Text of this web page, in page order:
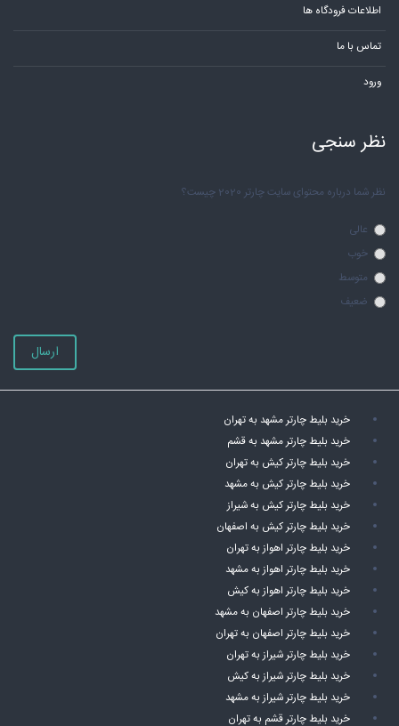
اطلاعات فرودگاه ها
تماس با ما
ورود
نظر سنجی
نظر شما درباره محتوای سایت چارتر 2020 چیست؟
عالی
خوب
متوسط
ضعیف
ارسال
خرید بلیط چارتر مشهد به تهران
خرید بلیط چارتر مشهد به قشم
خرید بلیط چارتر کیش به تهران
خرید بلیط چارتر کیش به مشهد
خرید بلیط چارتر کیش به شیراز
خرید بلیط چارتر کیش به اصفهان
خرید بلیط چارتر اهواز به تهران
خرید بلیط چارتر اهواز به مشهد
خرید بلیط چارتر اهواز به کیش
خرید بلیط چارتر اصفهان به مشهد
خرید بلیط چارتر اصفهان به تهران
خرید بلیط چارتر شیراز به تهران
خرید بلیط چارتر شیراز به کیش
خرید بلیط چارتر شیراز به مشهد
خرید بلیط چارتر قشم به تهران